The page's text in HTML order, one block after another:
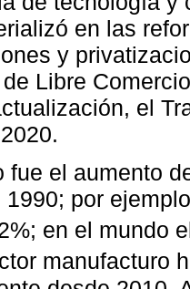
en las
y
Libre
el
fue el aumento
1990; por
en el mundo
manufacturo